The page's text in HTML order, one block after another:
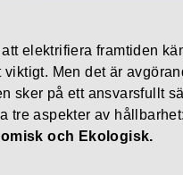
elektrifiera framtiden
viktigt. Men det är
sker på ett ansvarsfullt
tre aspekter av hållbarhet:
och Ekologisk.